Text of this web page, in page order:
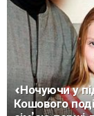
«Ночуючи у
Кошового